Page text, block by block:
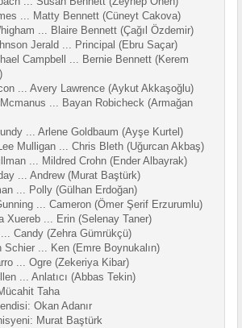
... Matty Bennett (Cüneyt Cakova)
... Blaire Bennett (Çağıl Özdemir)
Jerald ... Principal (Ebru Saçar)
Campbell ... Bernie Bennett (Kerem
... Avery Lawrence (Aykut Akkaşoğlu)
... Bayan Robicheck (Armağan
... Arlene Goldbaum (Ayşe Kurtel)
Mulligan ... Chris Bleth (Uğurcan Akbaş)
... Mildred Crohn (Ender Albayrak)
... Andrew (Murat Baştürk)
... Polly (Gülhan Erdoğan)
... Cameron (Ömer Şerif Erzurumlu)
Xuereb ... Erin (Selenay Taner)
Candy (Zehra Gümrükçü)
Schier ... Ken (Emre Boynukalın)
... Ogre (Zekeriya Kibar)
... Anlatıcı (Abbas Tekin)
Taha
Okan Adanır
Murat Baştürk